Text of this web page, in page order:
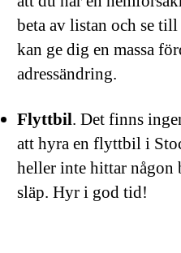
beta av listan och se
kan ge dig en massa
adressändring.
Flyttbil. Det finns
att hyra en flyttbil i
heller inte hittar någon
släp. Hyr i god tid!